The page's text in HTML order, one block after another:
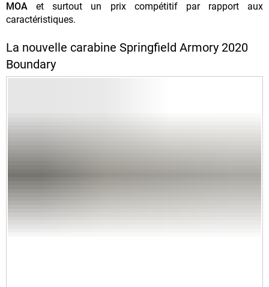
MOAet surtout un prix compétitif par rapport aux
caractéristiques.
La nouvelle carabine Springfield Armory 2020
Boundary